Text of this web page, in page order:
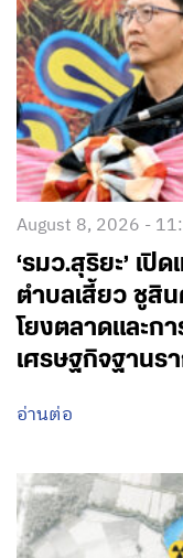
August 8, 2026 -
‘รมว.สุริยะ’ เปิ
ตำบลเสี้ยว ชูสิ
โยงตลาดและก
เศรษฐกิจฐานร
อ่านต่อ